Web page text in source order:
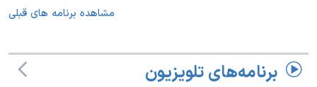
مشاهده برنامه های قبلی
برنامه‌های تلویزیون